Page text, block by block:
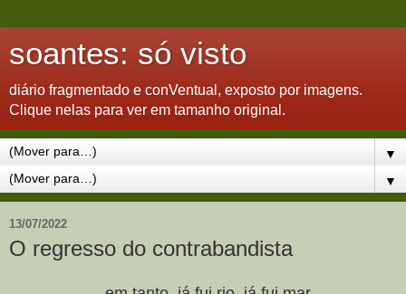
soantes: só visto
diário fragmentado e conVentual, exposto por imagens.
Clique nelas para ver em tamanho original.
▼
▼
13/07/2022
O regresso do contrabandista